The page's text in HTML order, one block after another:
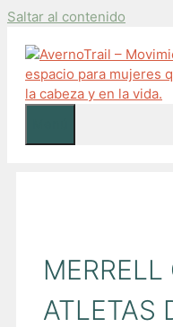
Saltar al contenido
ATLETAS